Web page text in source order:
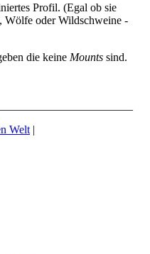
Profil. (Egal ob sie
Wölfe oder Wildschweine -
die keine Mounts sind.
Welt |